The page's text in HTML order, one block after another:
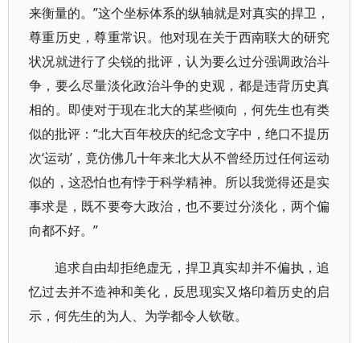
来衡量的。”这个坐标体系的纵轴就是对真实的捍卫，
尊重历史，尊重常识。他对现在关于西南联大的研究
状况就进行了尖锐的批评，认为要么过分强调政治斗
争，要么尽量淡化政治斗争的史观，都是违背历史真
相的。即使对于现在北大的某些倾向，何先生也有类
似的批评：“北大百年校庆的纪念文字中，绝口不提历
次‘运动’，竟仿佛几十年来北大从不曾经历过任何运动
似的，这恐怕也有悖于科学精神。所以我觉得还是实
事求是，既不要夸大政治，也不要过分淡化，两个偏
向都不好。”
追求自由却拒绝虚无，捍卫真实却并不偏执，追
忆过去并不造神和美化，反思现实又烙印着历史的启
示，何先生的为人、为学都令人钦敬。